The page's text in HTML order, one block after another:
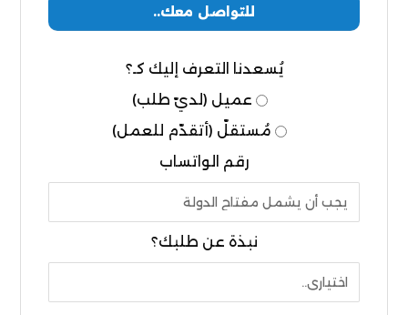
للتواصل معك..
يُسعدنا التعرف إليك كـ؟
عميل (لديّ طلب)
مُستقلّ (أتقدّم للعمل)
رقم الواتساب
نبذة عن طلبك؟